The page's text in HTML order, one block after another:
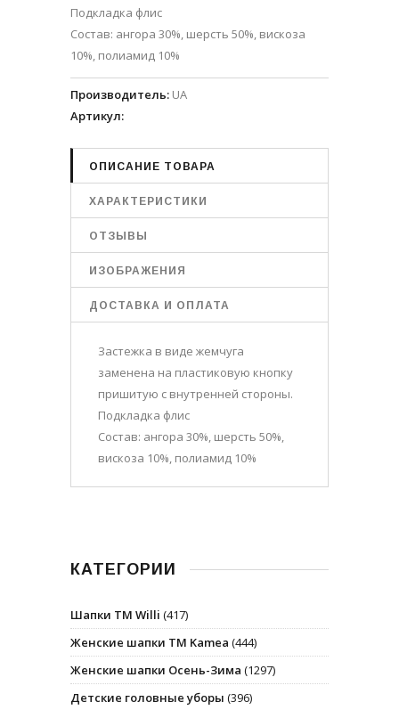
Подкладка флис
Состав: ангора 30%, шерсть 50%, вискоза
10%, полиамид 10%
Производитель: UA
Артикул:
ОПИСАНИЕ ТОВАРА
ХАРАКТЕРИСТИКИ
ОТЗЫВЫ
ИЗОБРАЖЕНИЯ
ДОСТАВКА И ОПЛАТА
Застежка в виде жемчуга
заменена на пластиковую кнопку
пришитую с внутренней стороны.
Подкладка флис
Состав: ангора 30%, шерсть 50%,
вискоза 10%, полиамид 10%
КАТЕГОРИИ
Шапки ТМ Willi (417)
Женские шапки ТМ Kamea (444)
Женские шапки Осень-Зима (1297)
Детские головные уборы (396)